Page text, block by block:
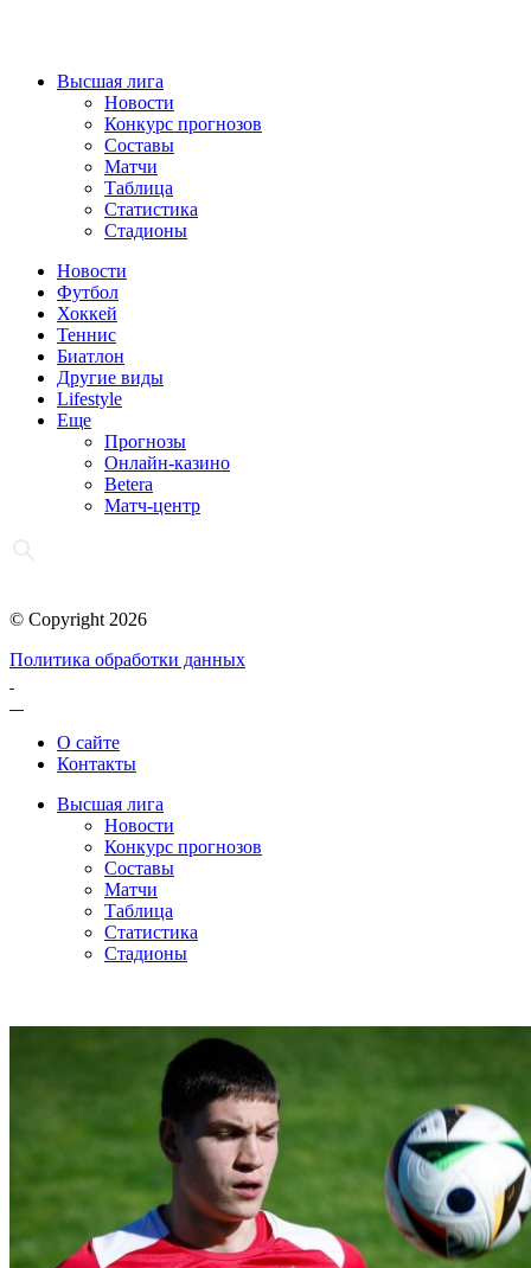
Высшая лига
Новости
Конкурс прогнозов
Составы
Матчи
Таблица
Статистика
Стадионы
Новости
Футбол
Хоккей
Теннис
Биатлон
Другие виды
Lifestyle
Еще
Прогнозы
Онлайн-казино
Betera
Матч-центр
© Copyright 2026
Политика обработки данных
О сайте
Контакты
Высшая лига
Новости
Конкурс прогнозов
Составы
Матчи
Таблица
Статистика
Стадионы